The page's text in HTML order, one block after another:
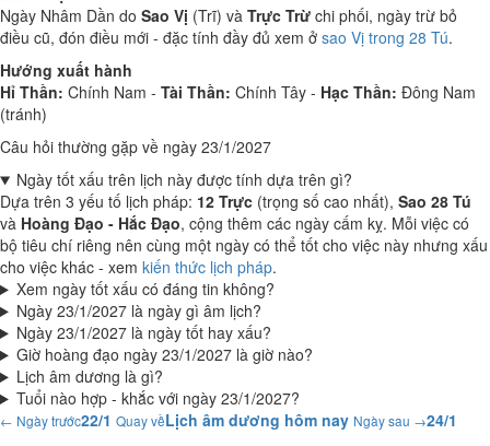
Ngày Nhâm Dần do Sao Vị (Trĩ) và Trực Trừ chi phối, ngày trừ bỏ
điều cũ, đón điều mới - đặc tính đầy đủ xem ở sao Vị trong 28 Tú.
Hướng xuất hành
Hỉ Thần: Chính Nam - Tài Thần: Chính Tây - Hạc Thần: Đông Nam
(tránh)
Câu hỏi thường gặp về ngày 23/1/2027
Ngày tốt xấu trên lịch này được tính dựa trên gì?
Dựa trên 3 yếu tố lịch pháp: 12 Trực (trọng số cao nhất), Sao 28 Tú
và Hoàng Đạo - Hắc Đạo, cộng thêm các ngày cấm kỵ. Mỗi việc có
bộ tiêu chí riêng nên cùng một ngày có thể tốt cho việc này nhưng xấu
cho việc khác - xem kiến thức lịch pháp.
Xem ngày tốt xấu có đáng tin không?
Ngày 23/1/2027 là ngày gì âm lịch?
Ngày 23/1/2027 là ngày tốt hay xấu?
Giờ hoàng đạo ngày 23/1/2027 là giờ nào?
Lịch âm dương là gì?
Tuổi nào hợp - khắc với ngày 23/1/2027?
← Ngày trước22/1 Quay vềLịch âm dương hôm nay Ngày sau →24/1